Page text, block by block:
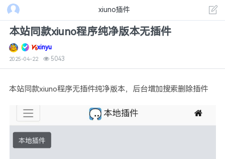
xiuno插件
本站同款xiuno程序纯净版本无插件
xinyu
2025-04-22 5043
本站同款xiuno程序无插件纯净版本，后台增加搜索删除插件